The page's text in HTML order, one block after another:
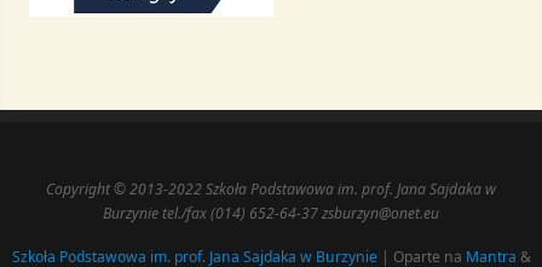
Copyright © 2013-2022 Szkoła Podstawowa im. prof. Jana Sajdaka w
Burzynie tel./fax (014) 652-64-37 zsburzyn@onet.eu
Szkoła Podstawowa im. prof. Jana Sajdaka w Burzynie| Oparte na Mantra &